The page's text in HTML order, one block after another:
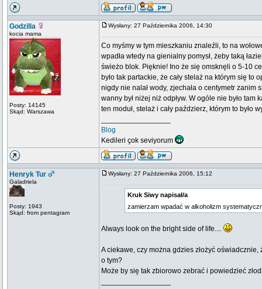
Godzilla
kocia mama
Posty: 14145
Skąd: Warszawa
Wysłany: 27 Października 2006, 14:30
Co myśmy w tym mieszkaniu znaleźli, to na
wpadła wtedy na gienialny pomysł, żeby taką
świeżo blok. Pięknie! Ino że się omsknęli o 5-10
było tak partackie, że cały stelaż na którym się to
nigdy nie nalał wody, zjechała o centymetr zanim
wanny był niżej niż odpływ. W ogóle nie było
ten moduł, stelaż i cały paździerz, którym to było
Blog
Kedileri çok seviyorum
Henryk Tur
Galadriela
Posty: 1943
Skąd: from pentagram
Wysłany: 27 Października 2006, 15:12
Kruk Siwy napisał/a
zamierzam wpadać w alkoholizm
Always look on the bright side of life....
A ciekawe, czy można gdzies złożyć
o tym?
Może by się tak zbiorowo zebrać i powiedzieć